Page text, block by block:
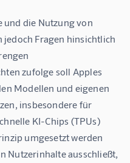
und die Nutzung von
Fragen hinsichtlich
zufolge soll Apples
Modellen und eigenen
insbesondere für
KI-Chips (TPUs)
umgesetzt werden
Nutzerinhalte ausschließt,